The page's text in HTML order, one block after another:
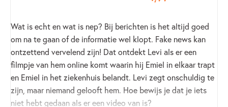
Wat is echt en wat is nep? Bij berichten is het altijd goed
om na te gaan of de informatie wel klopt. Fake news kan
ontzettend vervelend zijn! Dat ontdekt Levi als er een
filmpje van hem online komt waarin hij Emiel in elkaar trapt
en Emiel in het ziekenhuis belandt. Levi zegt onschuldig te
zijn, maar niemand gelooft hem. Hoe bewijs je dat je iets
niet hebt gedaan als er een video van is?